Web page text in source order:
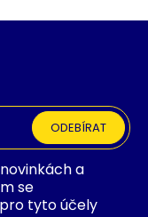
ODEBÍRAT
a
se
tyto účely